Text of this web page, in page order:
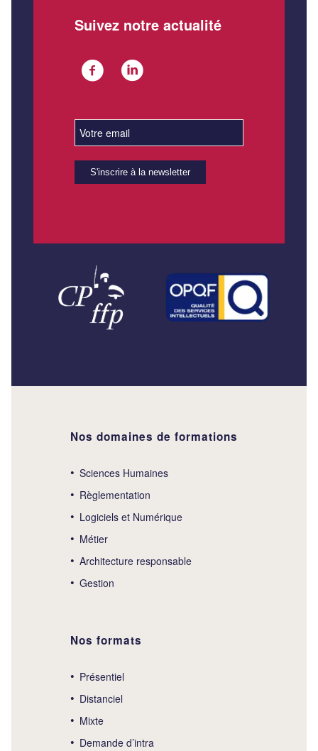
Suivez notre actualité
Nos domaines de formations
Sciences Humaines
Règlementation
Logiciels et Numérique
Métier
Architecture responsable
Gestion
Nos formats
Présentiel
Distanciel
Mixte
Demande d’intra